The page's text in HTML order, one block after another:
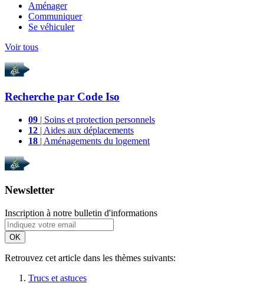
Aménager
Communiquer
Se véhiculer
Voir tous
Recherche par Code Iso
09 | Soins et protection personnels
12 | Aides aux déplacements
18 | Aménagements du logement
Newsletter
Inscription à notre bulletin d'informations
OK
Retrouvez cet article dans les thèmes suivants:
Trucs et astuces